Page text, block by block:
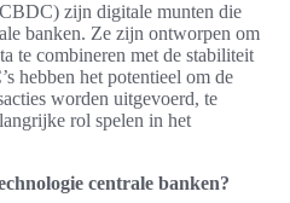
zijn digitale munten die
banken. Ze zijn ontworpen om
te combineren met de stabiliteit
hebben het potentieel om de
worden uitgevoerd, te
rol spelen in het
centrale banken?